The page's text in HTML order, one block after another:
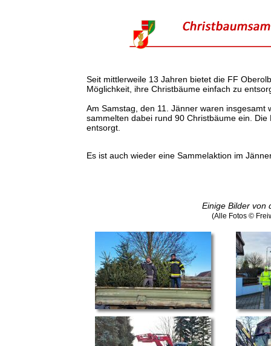
Seit mittlerweile 13 Jahren bietet die FF
Möglichkeit, ihre Christbäume einfach zu
Am Samstag, den 11. Jänner waren
sammelten dabei rund 90 Christbäume ein.
entsorgt.
Es ist auch wieder eine Sammelaktion im
Einige Bilder von
(Alle Fotos ©